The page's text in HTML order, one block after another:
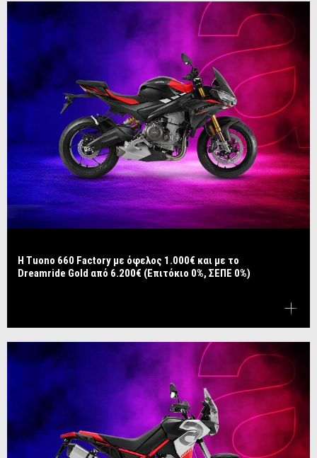
Η Tuono 660 Factory με όφελος 1.000€ και με το
Dreamride Gold από 6.200€ (Επιτόκιο 0%, ΣΕΠΕ 0%)